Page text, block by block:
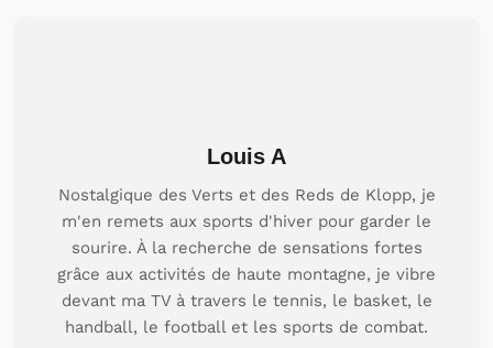
Louis A
Nostalgique des Verts et des Reds de Klopp, je
m'en remets aux sports d'hiver pour garder le
sourire. À la recherche de sensations fortes
grâce aux activités de haute montagne, je vibre
devant ma TV à travers le tennis, le basket, le
handball, le football et les sports de combat.